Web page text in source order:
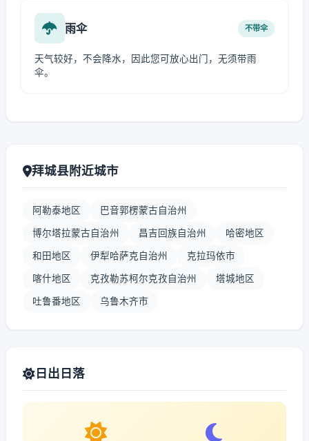
雨伞 不带伞
天气较好，不会降水，因此您可放心出门，无须带雨
伞。
拜城县附近城市
阿勒泰地区 巴音郭楞蒙古自治州
博尔塔拉蒙古自治州 昌吉回族自治州 哈密地区
和田地区 伊犁哈萨克自治州 克拉玛依市
喀什地区 克孜勒苏柯尔克孜自治州 塔城地区
吐鲁番地区 乌鲁木齐市
日出日落